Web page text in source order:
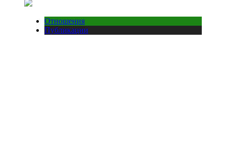
Отношения
Публикации